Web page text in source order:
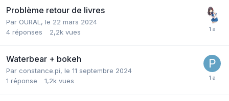
Problème retour de livres
Par OURAL, le 22 mars 2024
4 réponses 2,2k vues
Waterbear + bokeh
Par constance.pi, le 11 septembre 2024
1 réponse 1,2k vues